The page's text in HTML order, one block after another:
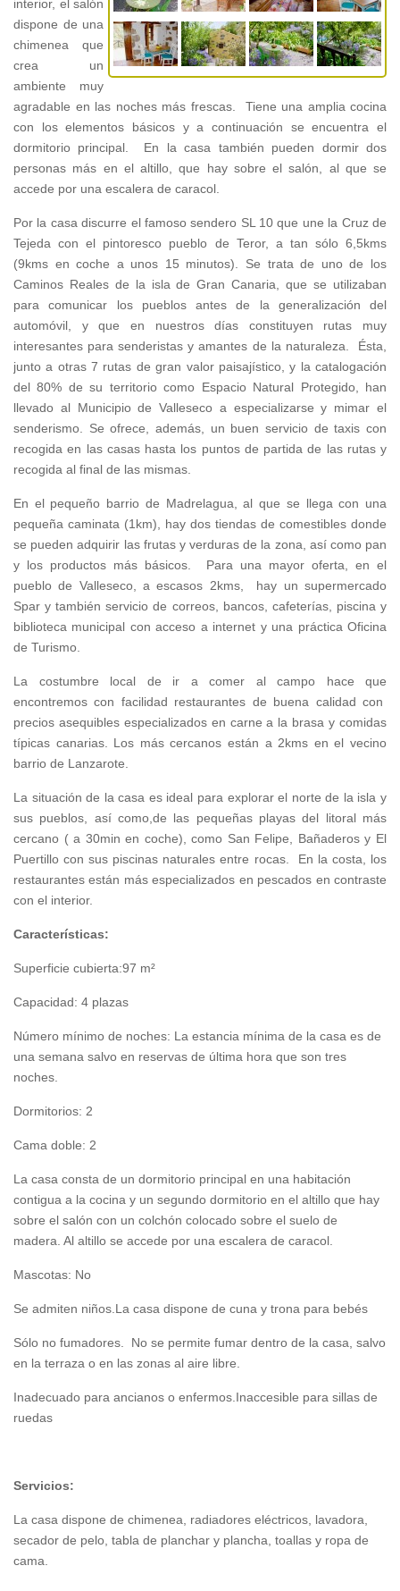
interior, el salón
dispone de una
chimenea que
crea un
ambiente muy
agradable en las noches más frescas. Tiene una amplia cocina
con los elementos básicos y a continuación se encuentra el
dormitorio principal. En la casa también pueden dormir dos
personas más en el altillo, que hay sobre el salón, al que se
accede por una escalera de caracol.
Por la casa discurre el famoso sendero SL 10 que une la Cruz de
Tejeda con el pintoresco pueblo de Teror, a tan sólo 6,5kms
(9kms en coche a unos 15 minutos). Se trata de uno de los
Caminos Reales de la isla de Gran Canaria, que se utilizaban
para comunicar los pueblos antes de la generalización del
automóvil, y que en nuestros días constituyen rutas muy
interesantes para senderistas y amantes de la naturaleza. Ésta,
junto a otras 7 rutas de gran valor paisajístico, y la catalogación
del 80% de su territorio como Espacio Natural Protegido, han
llevado al Municipio de Valleseco a especializarse y mimar el
senderismo. Se ofrece, además, un buen servicio de taxis con
recogida en las casas hasta los puntos de partida de las rutas y
recogida al final de las mismas.
En el pequeño barrio de Madrelagua, al que se llega con una
pequeña caminata (1km), hay dos tiendas de comestibles donde
se pueden adquirir las frutas y verduras de la zona, así como pan
y los productos más básicos. Para una mayor oferta, en el
pueblo de Valleseco, a escasos 2kms, hay un supermercado
Spar y también servicio de correos, bancos, cafeterías, piscina y
biblioteca municipal con acceso a internet y una práctica Oficina
de Turismo.
La costumbre local de ir a comer al campo hace que
encontremos con facilidad restaurantes de buena calidad con
precios asequibles especializados en carne a la brasa y comidas
típicas canarias. Los más cercanos están a 2kms en el vecino
barrio de Lanzarote.
La situación de la casa es ideal para explorar el norte de la isla y
sus pueblos, así como,de las pequeñas playas del litoral más
cercano ( a 30min en coche), como San Felipe, Bañaderos y El
Puertillo con sus piscinas naturales entre rocas. En la costa, los
restaurantes están más especializados en pescados en contraste
con el interior.
Características:
Superficie cubierta:97 m²
Capacidad: 4 plazas
Número mínimo de noches: La estancia mínima de la casa es de
una semana salvo en reservas de última hora que son tres
noches.
Dormitorios: 2
Cama doble: 2
La casa consta de un dormitorio principal en una habitación
contigua a la cocina y un segundo dormitorio en el altillo que hay
sobre el salón con un colchón colocado sobre el suelo de
madera. Al altillo se accede por una escalera de caracol.
Mascotas: No
Se admiten niños.La casa dispone de cuna y trona para bebés
Sólo no fumadores. No se permite fumar dentro de la casa, salvo
en la terraza o en las zonas al aire libre.
Inadecuado para ancianos o enfermos.Inaccesible para sillas de
ruedas
Servicios:
La casa dispone de chimenea, radiadores eléctricos, lavadora,
secador de pelo, tabla de planchar y plancha, toallas y ropa de
cama.